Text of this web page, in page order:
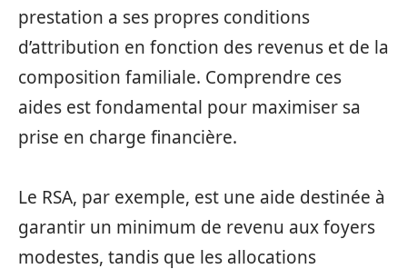
prestation a ses propres conditions
d’attribution en fonction des revenus et de la
composition familiale. Comprendre ces
aides est fondamental pour maximiser sa
prise en charge financière.
Le RSA, par exemple, est une aide destinée à
garantir un minimum de revenu aux foyers
modestes, tandis que les allocations